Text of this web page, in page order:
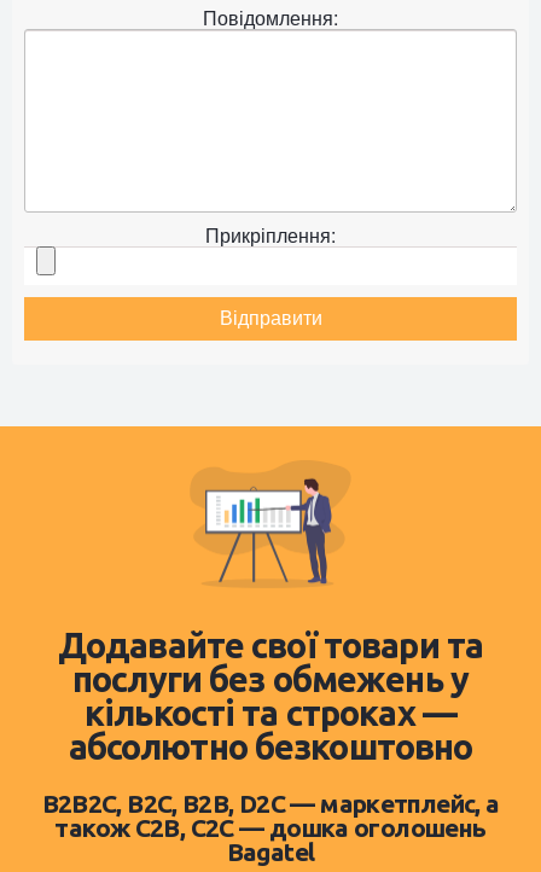
Повідомлення:
Прикріплення:
Відправити
Додавайте свої товари та
послуги без обмежень у
кількості та строках —
абсолютно безкоштовно
B2B2C, B2C, B2B, D2C — маркетплейс, а
також C2B, C2C — дошка оголошень
Bagatel